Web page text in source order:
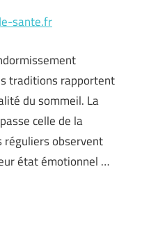
sante.fr
traditions rapportent
du sommeil. La
celle de la
observent
état émotionnel …